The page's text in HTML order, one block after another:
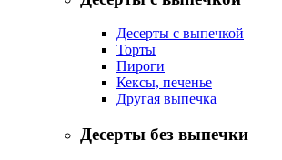
Десерты с выпечкой
Торты
Пироги
Кексы, печенье
Другая выпечка
Десерты без выпечки